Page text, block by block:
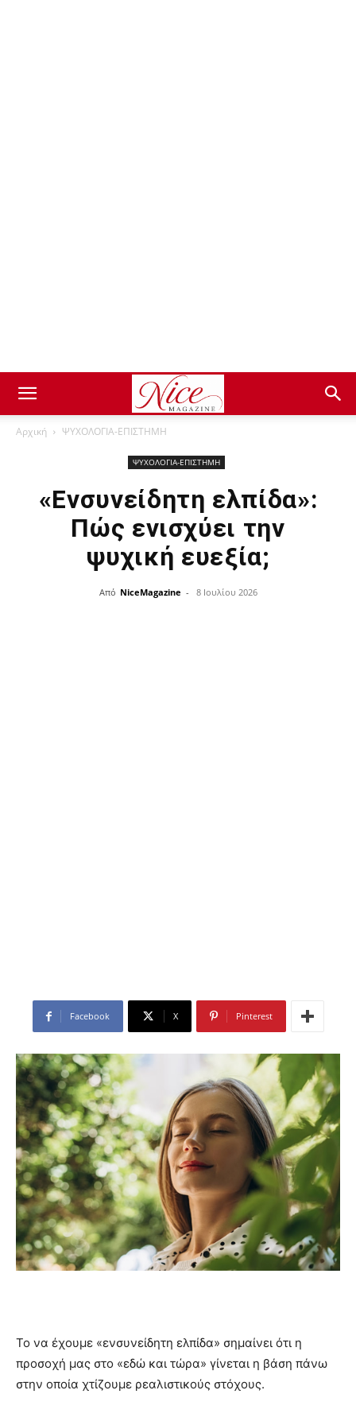
Αρχική ΨΥΧΟΛΟΓΙΑ-ΕΠΙΣΤΗΜΗ
ΨΥΧΟΛΟΓΙΑ-ΕΠΙΣΤΗΜΗ
«Ενσυνείδητη ελπίδα»:
Πώς ενισχύει την
ψυχική ευεξία;
Από NiceMagazine - 8 Ιουλίου 2026
Facebook X Pinterest
Το να έχουμε «ενσυνείδητη ελπίδα» σημαίνει ότι η
προσοχή μας στο «εδώ και τώρα» γίνεται η βάση πάνω
στην οποία χτίζουμε ρεαλιστικούς στόχους.